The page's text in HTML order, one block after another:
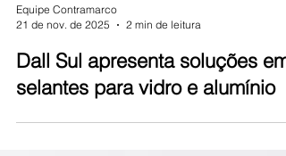
21 de nov. de 2025
2 min de leitura
Dall Sul apresenta soluções em
selantes para vidro e alumínio